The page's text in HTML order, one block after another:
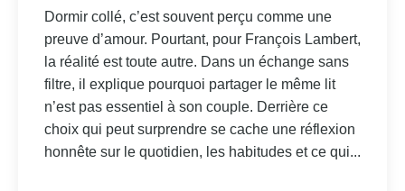
Dormir collé, c’est souvent perçu comme une
preuve d’amour. Pourtant, pour François Lambert,
la réalité est toute autre. Dans un échange sans
filtre, il explique pourquoi partager le même lit
n’est pas essentiel à son couple. Derrière ce
choix qui peut surprendre se cache une réflexion
honnête sur le quotidien, les habitudes et ce qui...